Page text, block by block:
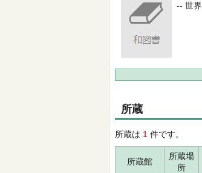
-- 世
所蔵
所蔵は 1 件です。
所蔵館
所蔵場
所